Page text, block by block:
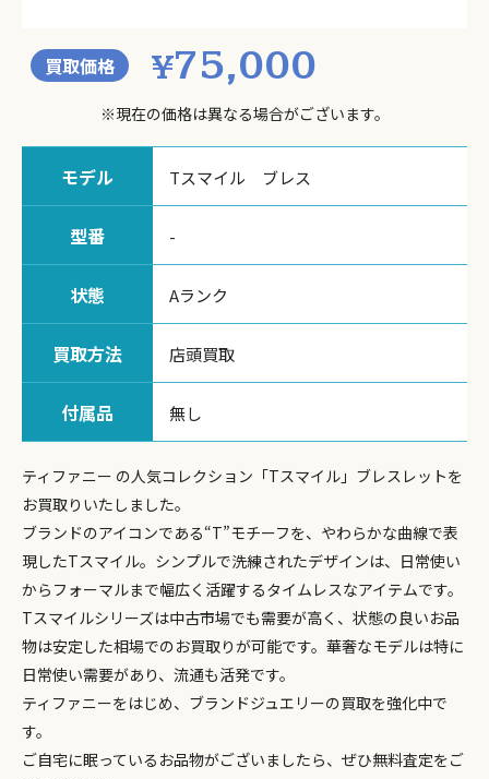
買取価格 ¥75,000
※現在の価格は異なる場合がございます。
モデル Tスマイル ブレス
型番 -
状態 Aランク
買取方法 店頭買取
付属品 無し
ティファニー の人気コレクション「Tスマイル」ブレスレットを
お買取りいたしました。
ブランドのアイコンである“T”モチーフを、やわらかな曲線で表
現したTスマイル。シンプルで洗練されたデザインは、日常使い
からフォーマルまで幅広く活躍するタイムレスなアイテムです。
Tスマイルシリーズは中古市場でも需要が高く、状態の良いお品
物は安定した相場でのお買取りが可能です。華奢なモデルは特に
日常使い需要があり、流通も活発です。
ティファニーをはじめ、ブランドジュエリーの買取を強化中で
す。
ご自宅に眠っているお品物がございましたら、ぜひ無料査定をご